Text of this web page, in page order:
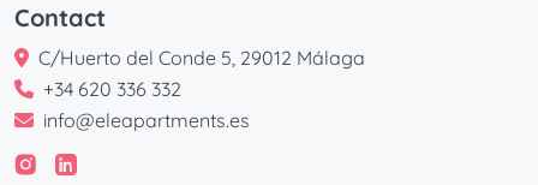
Contact
C/Huerto del Conde 5, 29012 Málaga
+34 620 336 332
info@eleapartments.es